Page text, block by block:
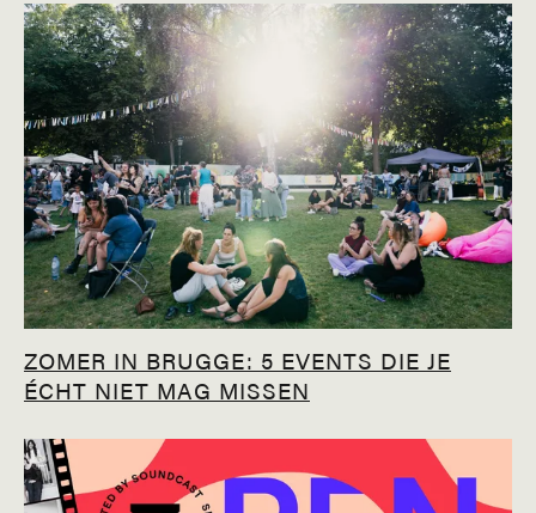
ZOMER IN BRUGGE: 5 EVENTS DIE JE
ÉCHT NIET MAG MISSEN